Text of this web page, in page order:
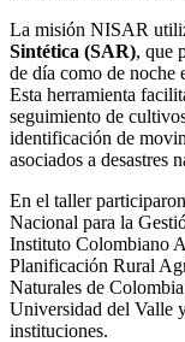
La misión NISAR
Sintética (SAR), que
de día como de noche
Esta herramienta
seguimiento de
identificación de
asociados a desastres
En el taller
Nacional para la
Instituto Colombiano
Planificación Rural
Naturales de
Universidad del Valle
instituciones.